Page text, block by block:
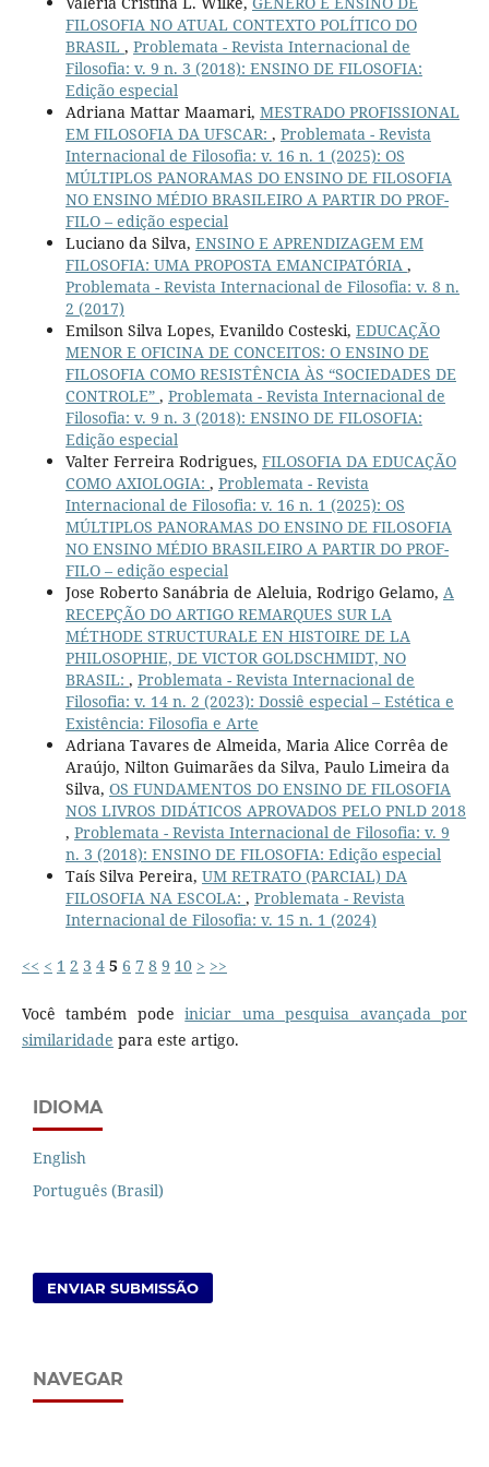
FILOSOFIA NO ATUAL CONTEXTO POLÍTICO DO
BRASIL , Problemata - Revista Internacional de
Filosofia: v. 9 n. 3 (2018): ENSINO DE FILOSOFIA:
Edição especial
Adriana Mattar Maamari, MESTRADO PROFISSIONAL
EM FILOSOFIA DA UFSCAR: , Problemata - Revista
Internacional de Filosofia: v. 16 n. 1 (2025): OS
MÚLTIPLOS PANORAMAS DO ENSINO DE FILOSOFIA
NO ENSINO MÉDIO BRASILEIRO A PARTIR DO PROF-
FILO – edição especial
Luciano da Silva, ENSINO E APRENDIZAGEM EM
FILOSOFIA: UMA PROPOSTA EMANCIPATÓRIA ,
Problemata - Revista Internacional de Filosofia: v. 8 n.
2 (2017)
Emilson Silva Lopes, Evanildo Costeski, EDUCAÇÃO
MENOR E OFICINA DE CONCEITOS: O ENSINO DE
FILOSOFIA COMO RESISTÊNCIA ÀS “SOCIEDADES DE
CONTROLE” , Problemata - Revista Internacional de
Filosofia: v. 9 n. 3 (2018): ENSINO DE FILOSOFIA:
Edição especial
Valter Ferreira Rodrigues, FILOSOFIA DA EDUCAÇÃO
COMO AXIOLOGIA: , Problemata - Revista
Internacional de Filosofia: v. 16 n. 1 (2025): OS
MÚLTIPLOS PANORAMAS DO ENSINO DE FILOSOFIA
NO ENSINO MÉDIO BRASILEIRO A PARTIR DO PROF-
FILO – edição especial
Jose Roberto Sanábria de Aleluia, Rodrigo Gelamo, A
RECEPÇÃO DO ARTIGO REMARQUES SUR LA
MÉTHODE STRUCTURALE EN HISTOIRE DE LA
PHILOSOPHIE, DE VICTOR GOLDSCHMIDT, NO
BRASIL: , Problemata - Revista Internacional de
Filosofia: v. 14 n. 2 (2023): Dossiê especial – Estética e
Existência: Filosofia e Arte
Adriana Tavares de Almeida, Maria Alice Corrêa de
Araújo, Nilton Guimarães da Silva, Paulo Limeira da
Silva, OS FUNDAMENTOS DO ENSINO DE FILOSOFIA
NOS LIVROS DIDÁTICOS APROVADOS PELO PNLD 2018
, Problemata - Revista Internacional de Filosofia: v. 9
n. 3 (2018): ENSINO DE FILOSOFIA: Edição especial
Taís Silva Pereira, UM RETRATO (PARCIAL) DA
FILOSOFIA NA ESCOLA: , Problemata - Revista
Internacional de Filosofia: v. 15 n. 1 (2024)
<< < 1 2 3 4 5 6 7 8 9 10 > >>
Você também podeiniciar uma pesquisa avançada por
similaridade para este artigo.
IDIOMA
English
Português (Brasil)
ENVIAR SUBMISSÃO
NAVEGAR